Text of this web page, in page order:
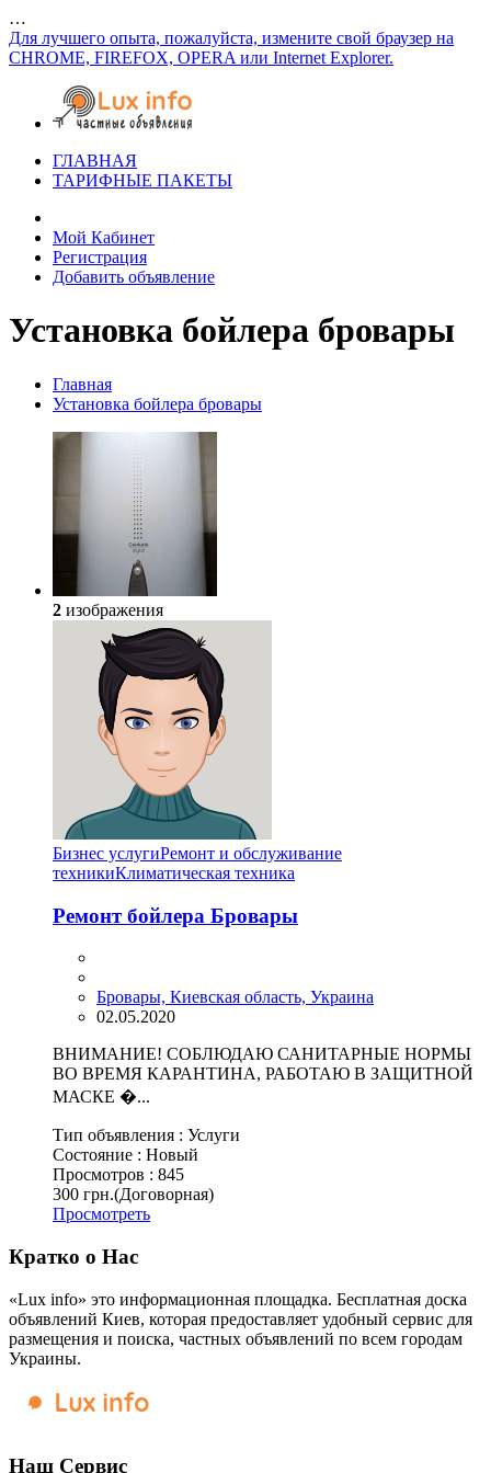
…
Для лучшего опыта, пожалуйста, измените свой браузер на
CHROME, FIREFOX, OPERA или Internet Explorer.
ГЛАВНАЯ
ТАРИФНЫЕ ПАКЕТЫ
Мой Кабинет
Регистрация
Добавить объявление
Установка бойлера бровары
Главная
Установка бойлера бровары
2 изображения
Бизнес услугиРемонт и обслуживание
техникиКлиматическая техника
Ремонт бойлера Бровары
Бровары, Киевская область, Украина
02.05.2020
ВНИМАНИЕ! СОБЛЮДАЮ САНИТАРНЫЕ НОРМЫ
ВО ВРЕМЯ КАРАНТИНА, РАБОТАЮ В ЗАЩИТНОЙ
МАСКЕ �...
Тип объявления : Услуги
Состояние : Новый
Просмотров : 845
300 грн.(Договорная)
Просмотреть
Кратко о Нас
«Lux info» это информационная площадка. Бесплатная доска
объявлений Киев, которая предоставляет удобный сервис для
размещения и поиска, частных объявлений по всем городам
Украины.
Наш Сервис